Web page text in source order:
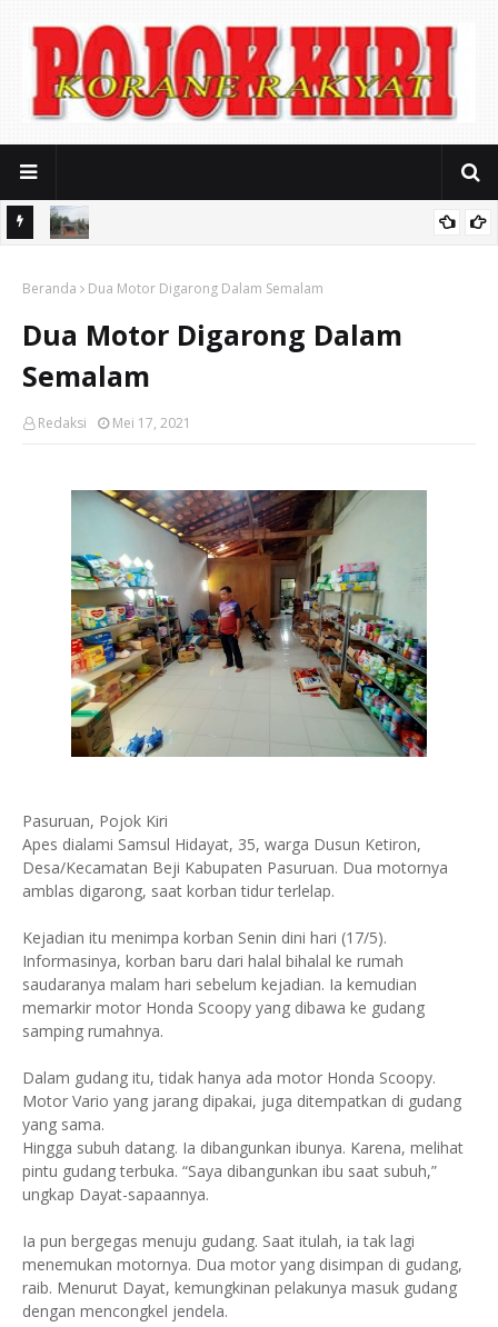
Seragam Mahal dan Iuran Komite
Beranda Dua Motor Digarong Dalam Semalam
Dua Motor Digarong Dalam
Semalam
Redaksi Mei 17, 2021
Pasuruan, Pojok Kiri
Apes dialami Samsul Hidayat, 35, warga Dusun Ketiron,
Desa/Kecamatan Beji Kabupaten Pasuruan. Dua motornya
amblas digarong, saat korban tidur terlelap.
Kejadian itu menimpa korban Senin dini hari (17/5).
Informasinya, korban baru dari halal bihalal ke rumah
saudaranya malam hari sebelum kejadian. Ia kemudian
memarkir motor Honda Scoopy yang dibawa ke gudang
samping rumahnya.
Dalam gudang itu, tidak hanya ada motor Honda Scoopy.
Motor Vario yang jarang dipakai, juga ditempatkan di gudang
yang sama.
Hingga subuh datang. Ia dibangunkan ibunya. Karena, melihat
pintu gudang terbuka. “Saya dibangunkan ibu saat subuh,”
ungkap Dayat-sapaannya.
Ia pun bergegas menuju gudang. Saat itulah, ia tak lagi
menemukan motornya. Dua motor yang disimpan di gudang,
raib. Menurut Dayat, kemungkinan pelakunya masuk gudang
dengan mencongkel jendela.